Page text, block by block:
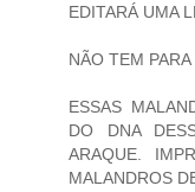
EDITARÁ UMA
NÃO TEM
ESSAS
DO DNA
ARAQUE.
MALANDROS